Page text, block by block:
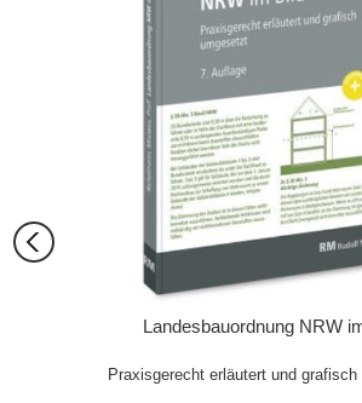
Landesbauordnung NRW
Praxisgerecht erläutert und